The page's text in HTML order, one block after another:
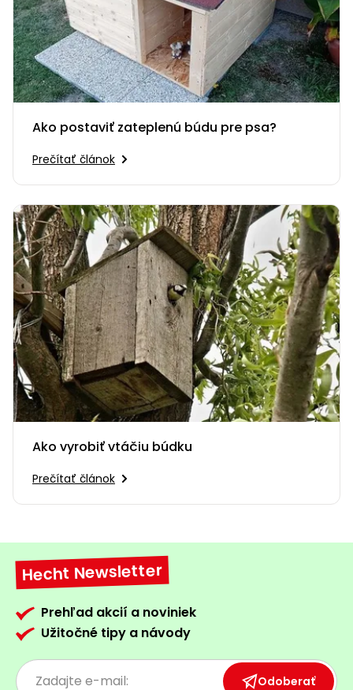
Ako postaviť zateplenú búdu pre psa?
Prečítať článok
Ako vyrobiť vtáčiu búdku
Prečítať článok
Hecht Newsletter
Prehľad akcií a noviniek
Užitočné tipy a návody
Odoberať